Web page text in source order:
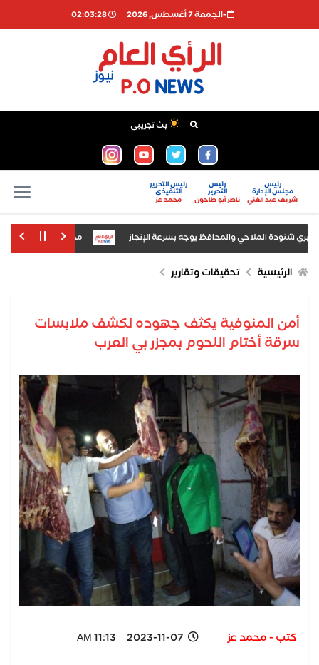
-الجمعة 7 أغسطس, 2026 02:03:29
بث تجريبى
رئيس
مجلس الإدارة
شريف عبد الغني
رئيس
التحرير
ناصر أبو طاحون
رئيس التحرير
التنفيذى
محمد عز
شنودة الملاحي والمحافظ يوجه بسرعة الإنجاز محمود الشاذلي يكتب:
الرئيسية تحقيقات وتقارير
أمن المنوفية يكثف جهوده لكشف ملابسات
سرقة أختام اللحوم بمجزر بي العرب
كتب - محمد عز 2023-11-07 11:13 AM